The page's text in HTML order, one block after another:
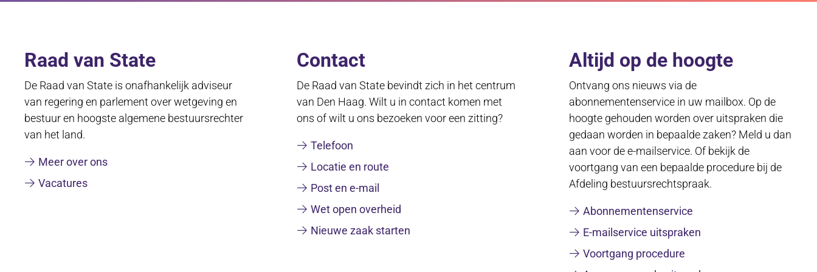
Raad van State
De Raad van State is onafhankelijk adviseur
van regering en parlement over wetgeving en
bestuur en hoogste algemene bestuursrechter
van het land.
Meer over ons
Vacatures
Contact
De Raad van State bevindt zich in het centrum
van Den Haag. Wilt u in contact komen met
ons of wilt u ons bezoeken voor een zitting?
Telefoon
Locatie en route
Post en e-mail
Wet open overheid
Nieuwe zaak starten
Altijd op de hoogte
Ontvang ons nieuws via de
abonnementenservice in uw mailbox. Op de
hoogte gehouden worden over uitspraken die
gedaan worden in bepaalde zaken? Meld u dan
aan voor de e-mailservice. Of bekijk de
voortgang van een bepaalde procedure bij de
Afdeling bestuursrechtspraak.
Abonnementenservice
E-mailservice uitspraken
Voortgang procedure